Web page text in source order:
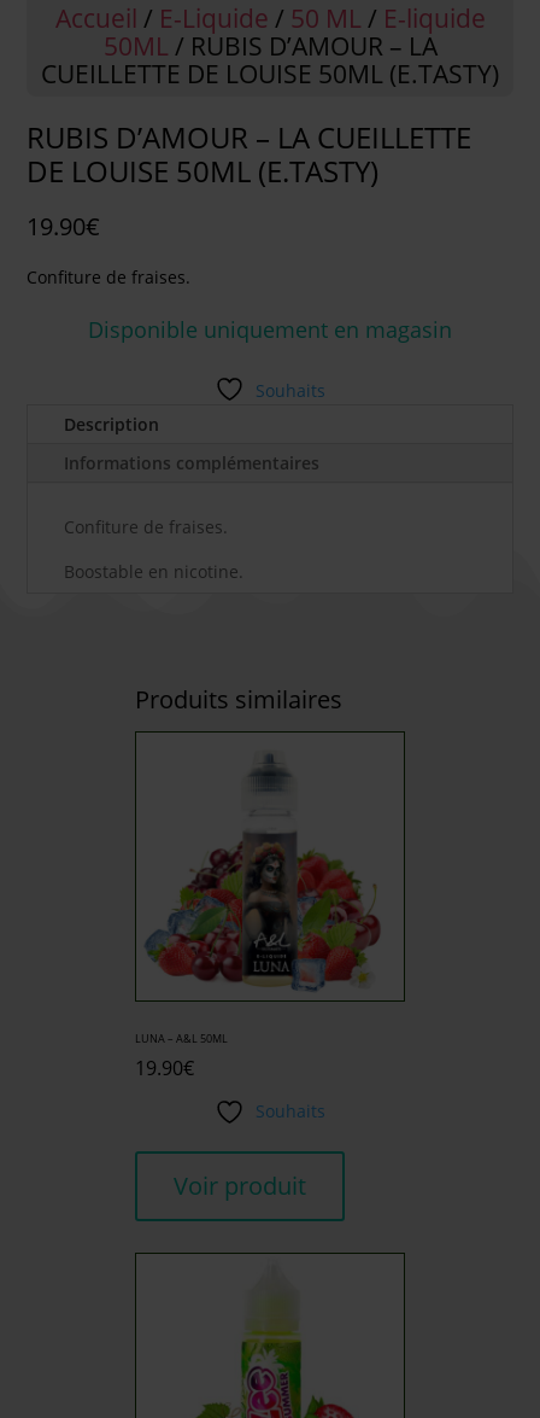
Accueil / E-Liquide / 50 ML / E-liquide
50ML / RUBIS D’AMOUR – LA
CUEILLETTE DE LOUISE 50ML (E.TASTY)
RUBIS D’AMOUR – LA CUEILLETTE
DE LOUISE 50ML (E.TASTY)
19.90€
Confiture de fraises.
Disponible uniquement en magasin
Souhaits
Description
Informations complémentaires
Confiture de fraises.
Boostable en nicotine.
Produits similaires
LUNA – A&L 50ML
19.90€
Souhaits
Voir produit